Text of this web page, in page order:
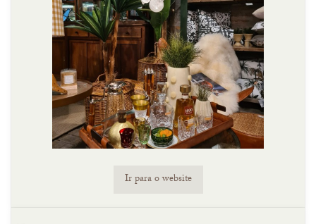
Ir para o website